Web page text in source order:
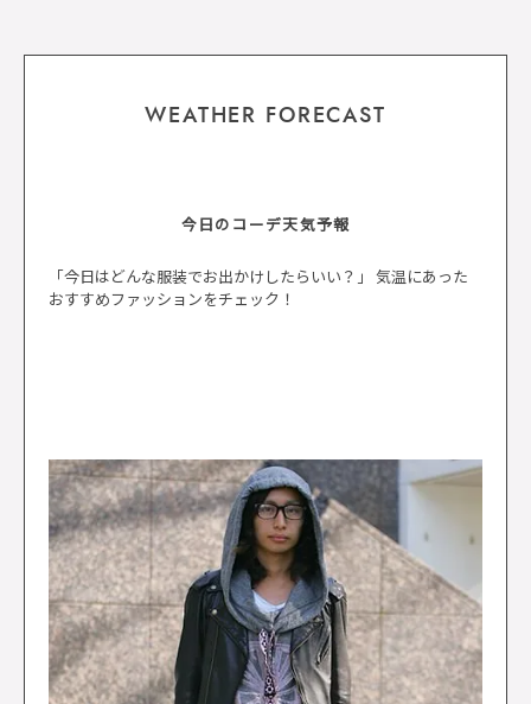
WEATHER FORECAST
今日のコーデ天気予報
「今日はどんな服装でお出かけしたらいい？」 気温にあった
おすすめファッションをチェック！